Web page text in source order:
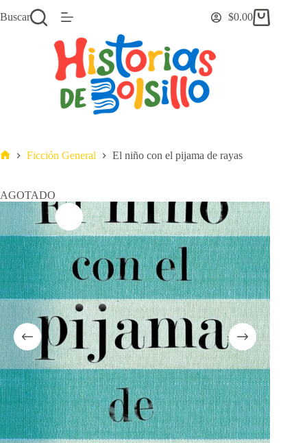
al
Buscar
Carro
$0.00
Ficción General El niño con el pijama de rayas
AGOTADO